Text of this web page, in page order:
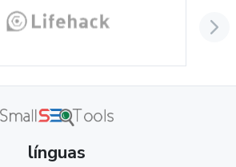
línguas